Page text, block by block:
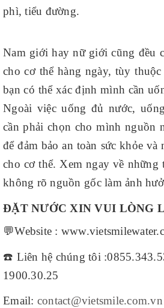
phì, tiểu đường.
Nam giới hay nữ giới cũng đều
cho cơ thể hàng ngày, tùy
bạn có thể xác định mình cần
Ngoài việc uống đủ nước,
cần phải chọn cho mình nguồn
để đảm bảo an toàn sức khỏe
cho cơ thể. Xem ngay về những
không rõ nguồn gốc làm ảnh
ĐẶT NƯỚC XIN VUI LÒNG
💬Website :
☎️ Liên hệ chúng tôi
1900.30.25
Email: contact@vietsmile.com.vn